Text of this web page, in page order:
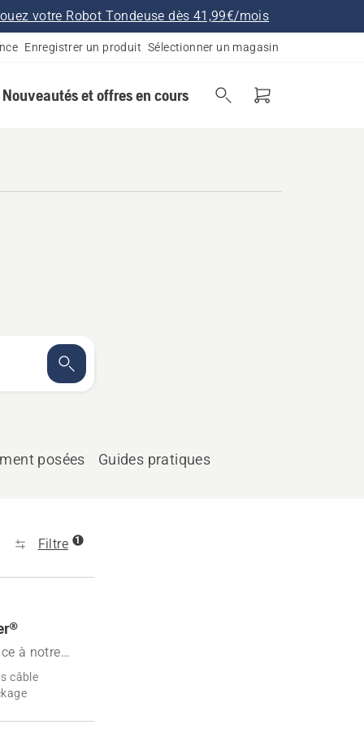
votre Robot Tondeuse dès 41,99€/mois
Enregistrer un produit Sélectionner un magasin
Nouveautés et offres en cours
posées Guides pratiques
Filtre 1
à notre
de
câble